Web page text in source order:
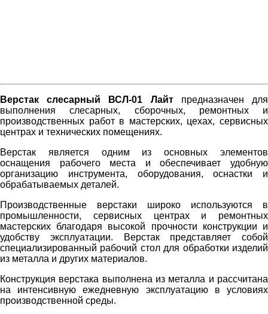
Верстак слесарный ВСЛ-01 Лайтпредназначен для
выполнения слесарных, сборочных, ремонтных и
производственных работ в мастерских, цехах, сервисных
центрах и технических помещениях.
Верстак является одним из основных элементов
оснащения рабочего места и обеспечивает удобную
организацию инструмента, оборудования, оснастки и
обрабатываемых деталей.
Производственные верстаки широко используются в
промышленности, сервисных центрах и ремонтных
мастерских благодаря высокой прочности конструкции и
удобству эксплуатации. Верстак представляет собой
специализированный рабочий стол для обработки изделий
из металла и других материалов.
Конструкция верстака выполнена из металла и рассчитана
на интенсивную ежедневную эксплуатацию в условиях
производственной среды.